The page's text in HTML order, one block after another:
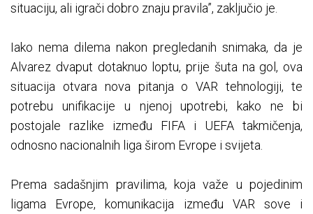
situaciju, ali igrači dobro znaju pravila”, zaključio je.
Iako nema dilema nakon pregledanih snimaka, da je
Alvarez dvaput dotaknuo loptu, prije šuta na gol, ova
situacija otvara nova pitanja o VAR tehnologiji, te
potrebu unifikacije u njenoj upotrebi, kako ne bi
postojale razlike između FIFA i UEFA takmičenja,
odnosno nacionalnih liga širom Evrope i svijeta.
Prema sadašnjim pravilima, koja važe u pojedinim
ligama Evrope, komunikacija između VAR sove i